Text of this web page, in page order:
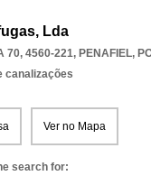
Lda
70, 4560-221, PENAFIEL,
canalizações
Ver no Mapa
search for: